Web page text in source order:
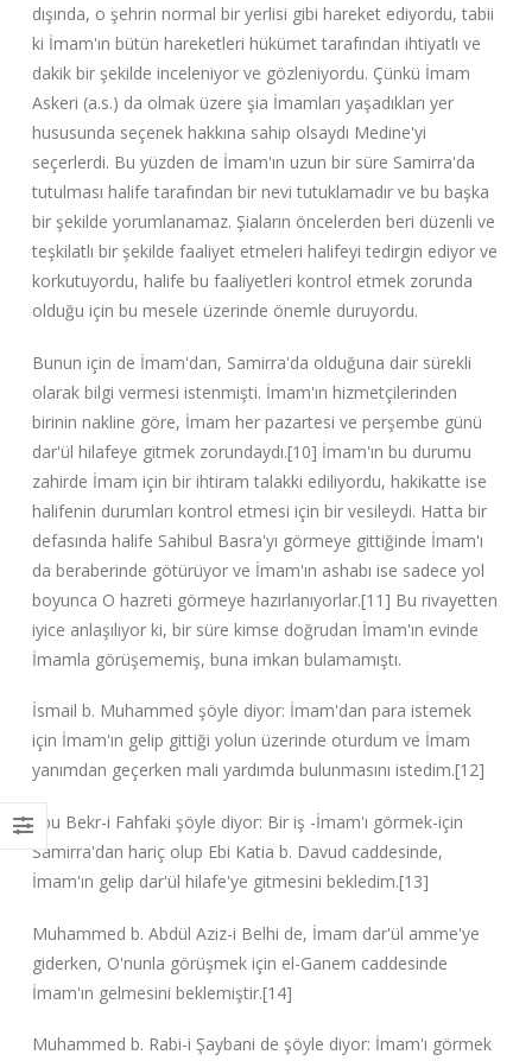
dışında, o şehrin normal bir yerlisi gibi hareket ediyordu, tabii
ki İmam'ın bütün hareketleri hükümet tarafından ihtiyatlı ve
dakik bir şekilde inceleniyor ve gözleniyordu. Çünkü İmam
Askeri (a.s.) da olmak üzere şia İmamları yaşadıkları yer
hususunda seçenek hakkına sahip olsaydı Medine'yi
seçerlerdi. Bu yüzden de İmam'ın uzun bir süre Samirra'da
tutulması halife tarafından bir nevi tutuklamadır ve bu başka
bir şekilde yorumlanamaz. Şiaların öncelerden beri düzenli ve
teşkilatlı bir şekilde faaliyet etmeleri halifeyi tedirgin ediyor ve
korkutuyordu, halife bu faaliyetleri kontrol etmek zorunda
olduğu için bu mesele üzerinde önemle duruyordu.
Bunun için de İmam'dan, Samirra'da olduğuna dair sürekli
olarak bilgi vermesi istenmişti. İmam'ın hizmetçilerinden
birinin nakline göre, İmam her pazartesi ve perşembe günü
dar'ül hilafeye gitmek zorundaydı.[10] İmam'ın bu durumu
zahirde İmam için bir ihtiram talakki ediliyordu, hakikatte ise
halifenin durumları kontrol etmesi için bir vesileydi. Hatta bir
defasında halife Sahibul Basra'yı görmeye gittiğinde İmam'ı
da beraberinde götürüyor ve İmam'ın ashabı ise sadece yol
boyunca O hazreti görmeye hazırlanıyorlar.[11] Bu rivayetten
iyice anlaşılıyor ki, bir süre kimse doğrudan İmam'ın evinde
İmamla görüşememiş, buna imkan bulamamıştı.
İsmail b. Muhammed şöyle diyor: İmam'dan para istemek
için İmam'ın gelip gittiği yolun üzerinde oturdum ve İmam
yanımdan geçerken mali yardımda bulunmasını istedim.[12]
Ebu Bekr-i Fahfaki şöyle diyor: Bir iş -İmam'ı görmek-için
Samirra'dan hariç olup Ebi Katia b. Davud caddesinde,
İmam'ın gelip dar'ül hilafe'ye gitmesini bekledim.[13]
Muhammed b. Abdül Aziz-i Belhi de, İmam dar'ül amme'ye
giderken, O'nunla görüşmek için el-Ganem caddesinde
İmam'ın gelmesini beklemiştir.[14]
Muhammed b. Rabi-i Şaybani de şöyle diyor: İmam'ı görmek